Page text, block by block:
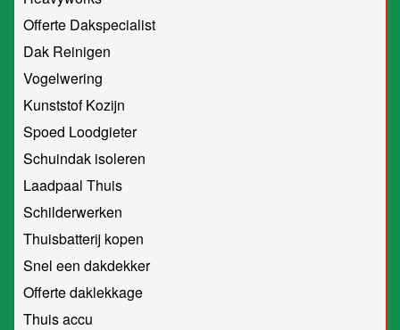
Offerte Dakspecialist
Dak Reinigen
Vogelwering
Kunststof Kozijn
Spoed Loodgieter
Schuindak isoleren
Laadpaal Thuis
Schilderwerken
Thuisbatterij kopen
Snel een dakdekker
Offerte daklekkage
Thuis accu